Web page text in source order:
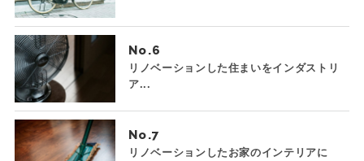
No.
リノベーションした住まいをインダストリ
ア...
No.
リノベーションしたお家のインテリアに